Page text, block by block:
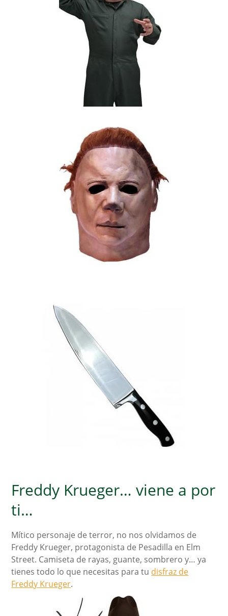
Freddy Krueger… viene a por
ti…
Mítico personaje de terror, no nos olvidamos de
Freddy Krueger, protagonista de Pesadilla en Elm
Street. Camiseta de rayas, guante, sombrero y… ya
tienes todo lo que necesitas para tu disfraz de
Freddy Krueger.